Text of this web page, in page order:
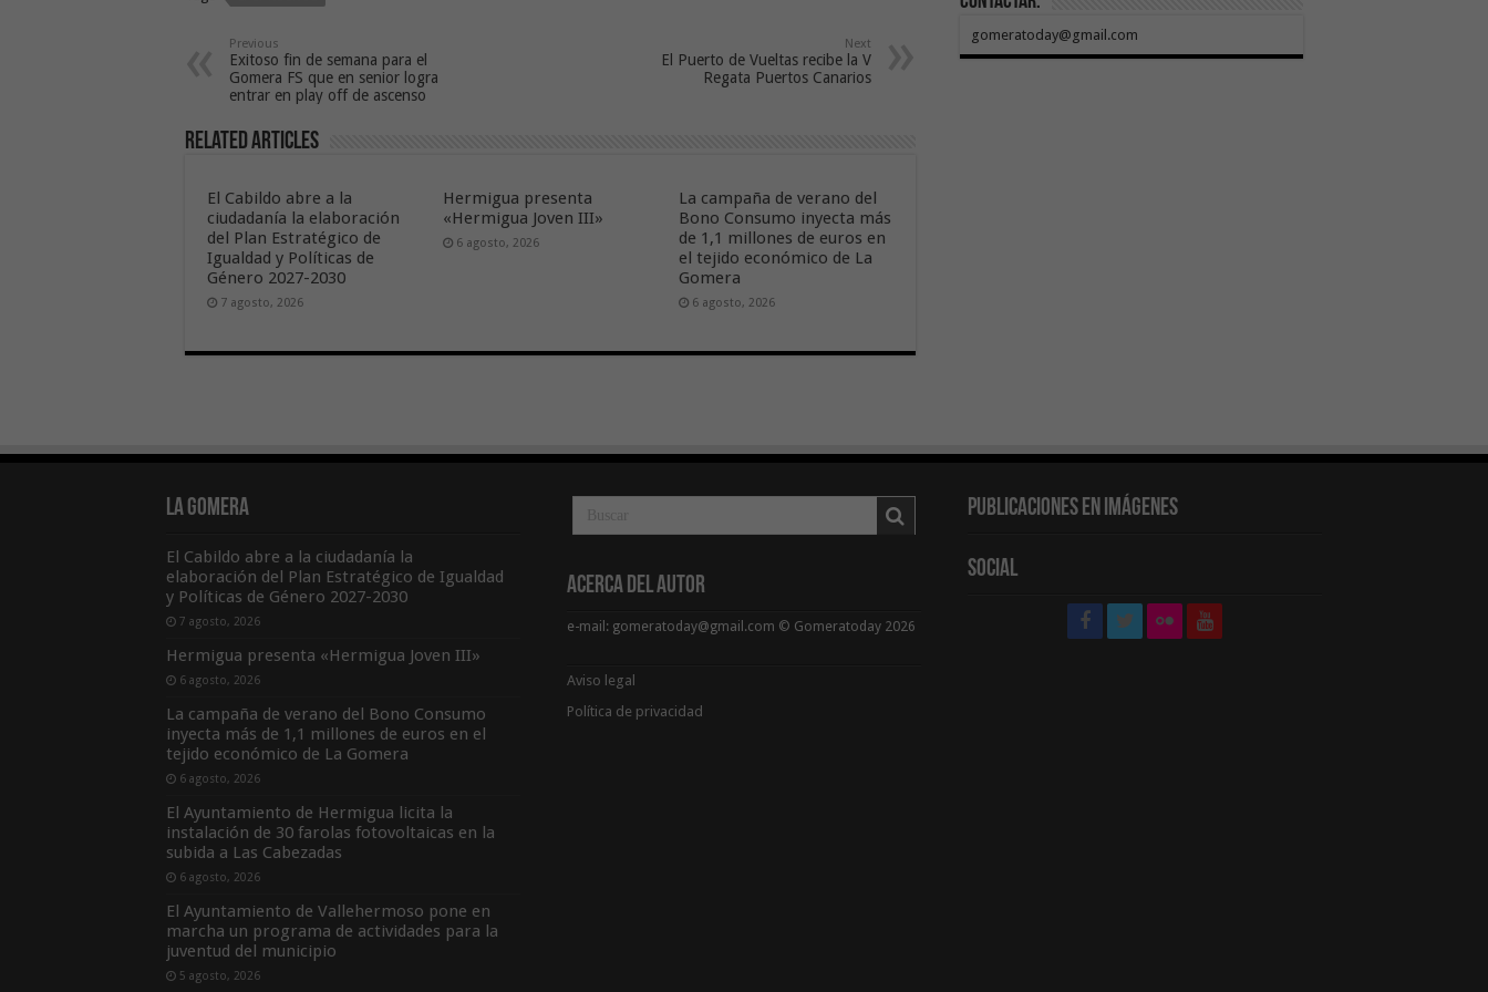
Previous
Exitoso fin de semana para el
Gomera FS que en senior logra
entrar en play off de ascenso
Next
El Puerto de Vueltas recibe la V
Regata Puertos Canarios
Related Articles
El Cabildo abre a la
ciudadanía la elaboración
del Plan Estratégico de
Igualdad y Políticas de
Género 2027-2030
7 agosto, 2026
Hermigua presenta
«Hermigua Joven III»
6 agosto, 2026
La campaña de verano del
Bono Consumo inyecta más
de 1,1 millones de euros en
el tejido económico de La
Gomera
6 agosto, 2026
gomeratoday@gmail.com
La Gomera
El Cabildo abre a la ciudadanía la
elaboración del Plan Estratégico de Igualdad
y Políticas de Género 2027-2030
7 agosto, 2026
Hermigua presenta «Hermigua Joven III»
6 agosto, 2026
La campaña de verano del Bono Consumo
inyecta más de 1,1 millones de euros en el
tejido económico de La Gomera
6 agosto, 2026
El Ayuntamiento de Hermigua licita la
instalación de 30 farolas fotovoltaicas en la
subida a Las Cabezadas
6 agosto, 2026
El Ayuntamiento de Vallehermoso pone en
marcha un programa de actividades para la
juventud del municipio
5 agosto, 2026
Acerca del Autor
e-mail: gomeratoday@gmail.com © Gomeratoday 2026
Aviso legal
Política de privacidad
Publicaciones en Imágenes
Social